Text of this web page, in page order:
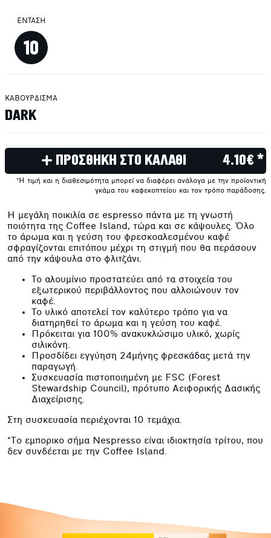
ΕΝΤΑΣΗ
10
ΚΑΒΟΥΡΔΙΣΜΑ
DARK
ΠΡΟΣΘΗΚΗ ΣΤΟ ΚΑΛΑΘΙ 4.10€ *
*Η τιμή και η διαθεσιμότητα μπορεί να διαφέρει ανάλογα με την προϊοντική
γκάμα του καφεκοπτείου και τον τρόπο παράδοσης.
Η μεγάλη ποικιλία σε espresso πάντα με τη γνωστή
ποιότητα της Coffee Island, τώρα και σε κάψουλες. Όλο
το άρωμα και η γεύση του φρεσκοαλεσμένου καφέ
σφραγίζονται επιτόπου μέχρι τη στιγμή που θα περάσουν
από την κάψουλα στο φλιτζάνι.
Το αλουμίνιο προστατεύει από τα στοιχεία του
εξωτερικού περιβάλλοντος που αλλοιώνουν τον
καφέ.
Το υλικό αποτελεί τον καλύτερο τρόπο για να
διατηρηθεί το άρωμα και η γεύση του καφέ.
Πρόκειται για 100% ανακυκλώσιμο υλικό, χωρίς
σιλικόνη.
Προσδίδει εγγύηση 24μήνης φρεσκάδας μετά την
παραγωγή.
Συσκευασία πιστοποιημένη με FSC (Forest
Stewardship Council), πρότυπο Αειφορικής Δασικής
Διαχείρισης.
Στη συσκευασία περιέχονται 10 τεμάχια.
*Tο εμπορικο σήμα Nespresso είναι ιδιοκτησία τρίτου, που
δεν συνδέεται με την Coffee Island.